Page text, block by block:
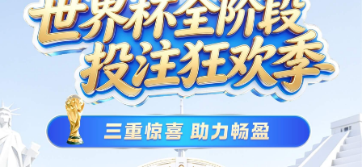
您的请求在Web服务器中没有找到对应的站点！
可能原因：
您没有将此域名或IP绑定到对应站点!
配置文件未生效!
如何解决：